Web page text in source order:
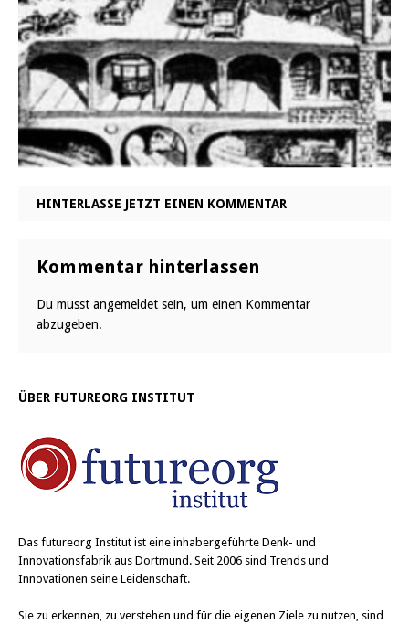
HINTERLASSE JETZT EINEN KOMMENTAR
Kommentar hinterlassen
Du musst angemeldet sein, um einen Kommentar
abzugeben.
ÜBER FUTUREORG INSTITUT
Das futureorg Institut ist eine inhabergeführte Denk- und
Innovationsfabrik aus Dortmund. Seit 2006 sind Trends und
Innovationen seine Leidenschaft.
Sie zu erkennen, zu verstehen und für die eigenen Ziele zu nutzen, sind